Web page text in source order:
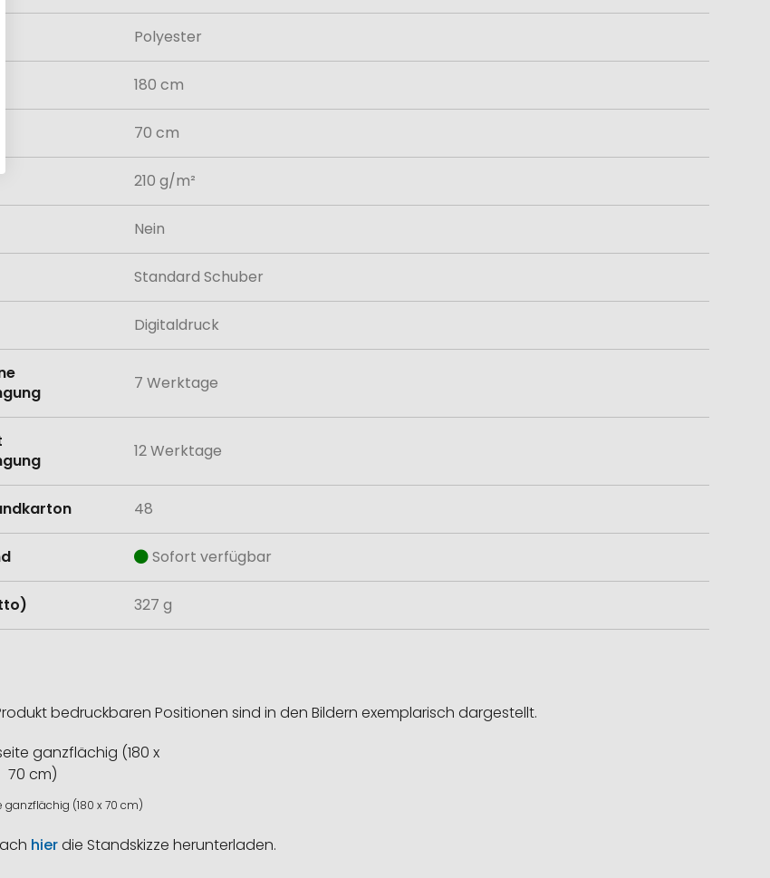
Polyester
180 cm
70 cm
210 g/m²
Nein
Standard Schuber
Digitaldruck
7 Werktage
12 Werktage
48
Sofort verfügbar
327 g
bedruckbaren Positionen sind in den Bildern exemplarisch dargestellt.
ganzflächig (180 x 70 cm)
hierdie Standskizze herunterladen.